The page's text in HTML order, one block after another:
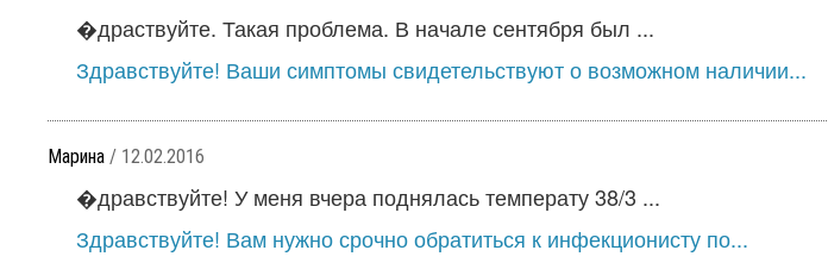
�драствуйте. Такая проблема. В начале сентября был ...
Здравствуйте! Ваши симптомы свидетельствуют о возможном наличии...
Марина / 12.02.2016
�дравствуйте! У меня вчера поднялась температу 38/3 ...
Здравствуйте! Вам нужно срочно обратиться к инфекционисту по...